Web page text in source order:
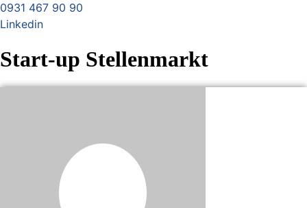
0931 467 90 90
Linkedin